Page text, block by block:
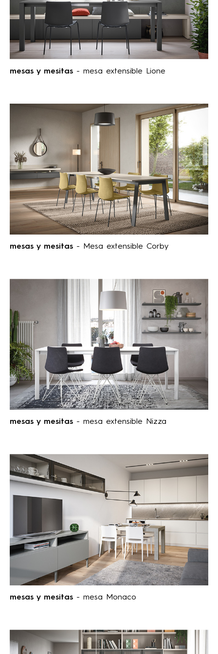
mesas y mesitas - mesa extensible Lione
mesas y mesitas - Mesa extensible Corby
mesas y mesitas - mesa extensible Nizza
mesas y mesitas - mesa Monaco